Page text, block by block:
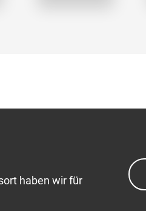
haben wir für